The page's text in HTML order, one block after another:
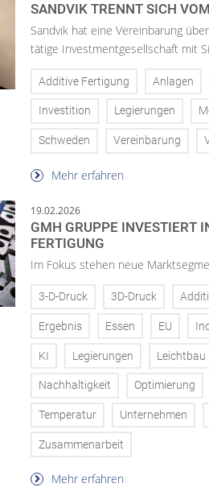
SANDVIK TRENNT SICH
Sandvik hat eine Vereinbarung
tätige Investmentgesellschaft mit
Additive Fertigung Anlagen
Investition Legierungen
Schweden Vereinbarung
Mehr erfahren
19.02.2026
GMH GRUPPE INVESTIERT
FERTIGUNG
Im Fokus stehen neue
3-D-Druck 3D-Druck
Ergebnis Essen EU
KI Legierungen Leichtbau
Nachhaltigkeit Optimierung
Temperatur Unternehmen
Zusammenarbeit
Mehr erfahren